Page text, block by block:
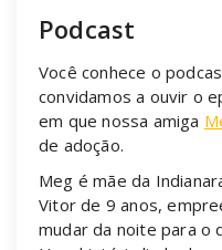
Podcast
Você conhece o
convidamos a ouvir o
em que nossa amiga
de adoção.
Meg é mãe da
Vitor de 9 anos,
mudar da noite para o